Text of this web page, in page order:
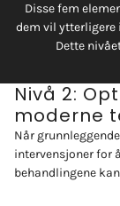
Disse fem
dem vil ytterligere
Dette
Nivå 2:
moderne
Når
intervensjoner for
behandlingene